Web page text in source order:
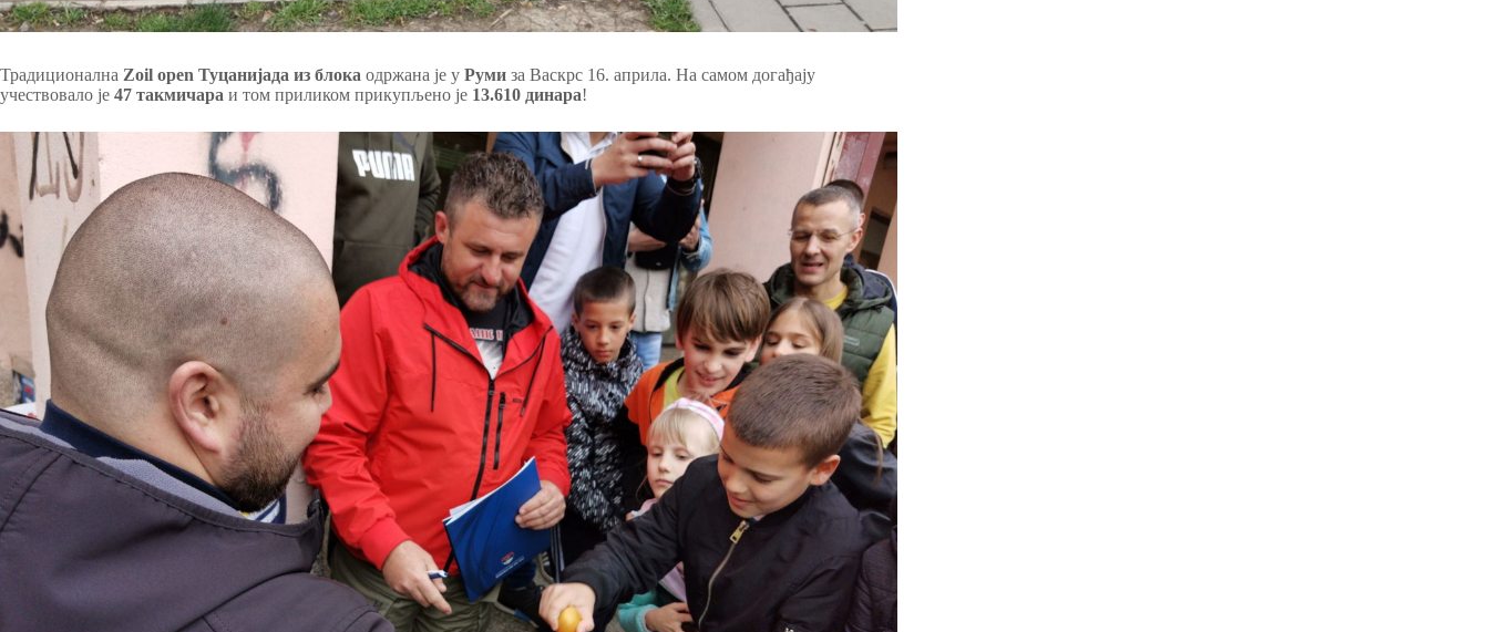
Традиционална Zoil open Туцанијада из блока одржана је у Руми за Васкрс 16. априла. На самом догађају
учествовало је 47 такмичара и том приликом прикупљено је 13.610 динара!